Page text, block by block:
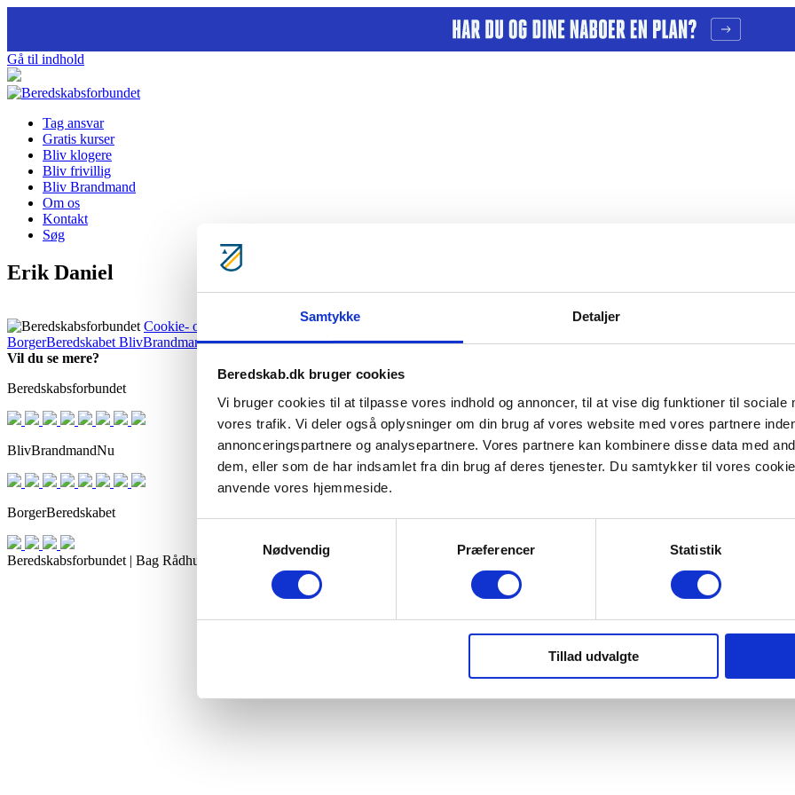
Samtykke Detaljer
Beredskab.dk bruger cookies
Vi bruger cookies til at tilpasse vores indhold og annoncer, til at vise dig funktioner til sociale
vores trafik. Vi deler også oplysninger om din brug af vores website med vores partnere
annonceringspartnere og analysepartnere. Vores partnere kan kombinere disse data med
dem, eller som de har indsamlet fra din brug af deres tjenester. Du samtykker til vores
anvende vores hjemmeside.
Nødvendig
Præferencer Statistik
Tillad udvalgte
Gå til indhold
Tag ansvar
Gratis kurser
Bliv klogere
Bliv frivillig
Bliv Brandmand
Om os
Kontakt
Søg
Erik Daniel
Cookie- og privatlivspolitik
BorgerBeredskabet BlivBrandmandNuBlivFrivilligNuFor medlemmerÅrsberetninger
Vil du se mere?
Beredskabsforbundet
BlivBrandmandNu
BorgerBeredskabet
Beredskabsforbundet | Bag Rådhuset 3, 3. sal, 1550 København V. | CVR: 56 77 62 14 | EAN: 5798000201583 | +45 35 24 00 00